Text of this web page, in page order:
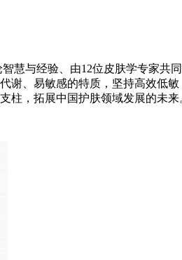
慧与经验、由12位皮肤学专家共同
、易敏感的特质，坚持高效低敏
柱，拓展中国护肤领域发展的未来